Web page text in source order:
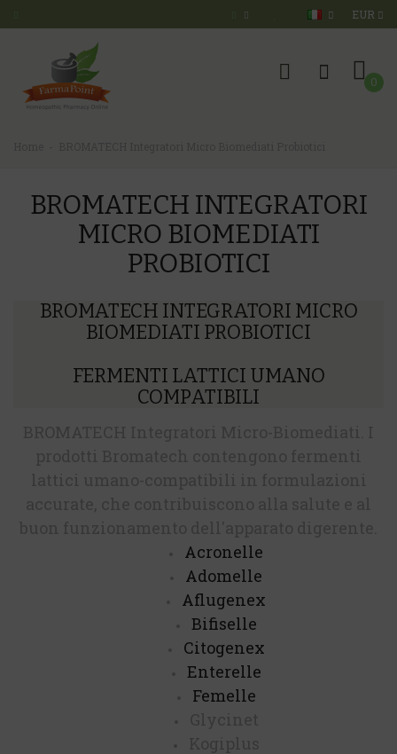
EUR
0
BROMATECH INTEGRATORI
MICRO BIOMEDIATI
PROBIOTICI
BROMATECH INTEGRATORI MICRO
BIOMEDIATI PROBIOTICI
FERMENTI LATTICI UMANO
COMPATIBILI
Acronelle
Adomelle
Aflugenex
Bifiselle
Citogenex
Enterelle
Femelle